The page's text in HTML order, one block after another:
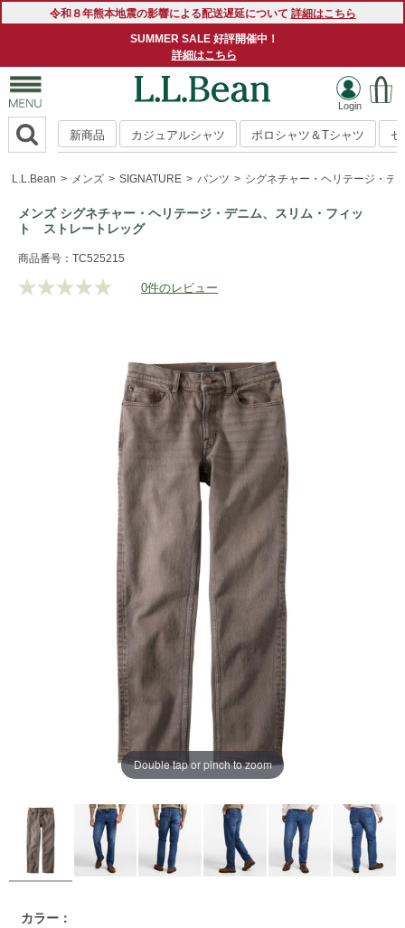
令和８年熊本地震の影響による配送遅延について 詳細はこちら
SUMMER SALE 好評開催中！
詳細はこちら
新商品 カジュアルシャツ ポロシャツ＆Tシャツ
L.L.Bean メンズ SIGNATURE パンツ シグネチャー・ヘリテージ・
メンズ シグネチャー・ヘリテージ・デニム、スリム・フィッ
ト ストレートレッグ
https://www.llbean.co.jp/mens/signature/pants/g/
商品番号：TC525215
評
同
じ
ペ
ー
ジ
の
リ
ン
ク。
0件のレビュー
Double tap or pinch to zoom
https://www.llbean.co.jp/mens/signature/pants/g/
カラー：